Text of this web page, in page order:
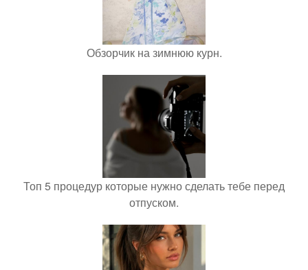
Обзорчик на зимнюю курн.
Топ 5 процедур которые нужно сделать тебе перед
отпуском.